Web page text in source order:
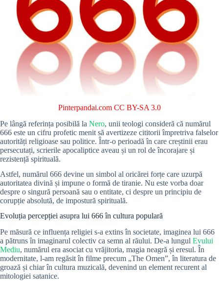
Pinterpandai.com CC BY-SA 3.0
Pe lângă referința posibilă la Nero, unii teologi consideră că numărul
666 este un cifru profetic menit să avertizeze cititorii împretriva falselor
autorități religioase sau politice. Într-o perioadă în care creștinii erau
persecutați, scrierile apocaliptice aveau și un rol de încorajare și
rezistență spirituală.
Astfel, numărul 666 devine un simbol al oricărei forțe care uzurpă
autoritatea divină și impune o formă de tiranie. Nu este vorba doar
despre o singură persoană sau o entitate, ci despre un principiu de
corupție absolută, de impostură spirituală.
Evoluția percepției asupra lui 666 în cultura populară
Pe măsură ce influența religiei s-a extins în societate, imaginea lui 666
a pătruns în imaginarul colectiv ca semn al răului. De-a lungul Evului
Mediu, numărul era asociat cu vrăjitoria, magia neagră și eresul. În
modernitate, l-am regăsit în filme precum „The Omen”, în literatura de
groază și chiar în cultura muzicală, devenind un element recurent al
mitologiei satanice.